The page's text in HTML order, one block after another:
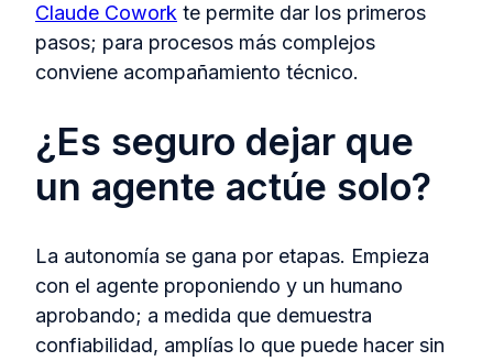
Claude Cowork te permite dar los primeros
pasos; para procesos más complejos
conviene acompañamiento técnico.
¿Es seguro dejar que
un agente actúe solo?
La autonomía se gana por etapas. Empieza
con el agente proponiendo y un humano
aprobando; a medida que demuestra
confiabilidad, amplías lo que puede hacer sin